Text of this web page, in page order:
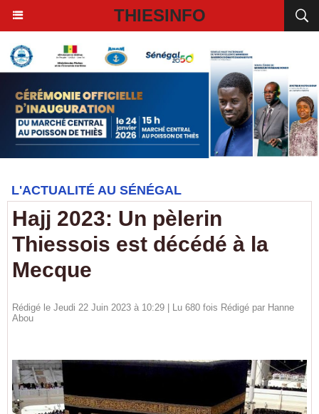
THIESINFO
L'ACTUALITÉ AU SÉNÉGAL
Hajj 2023: Un pèlerin
Thiessois est décédé à la
Mecque
Rédigé le Jeudi 22 Juin 2023 à 10:29 | Lu 680 fois Rédigé par Hanne
Abou